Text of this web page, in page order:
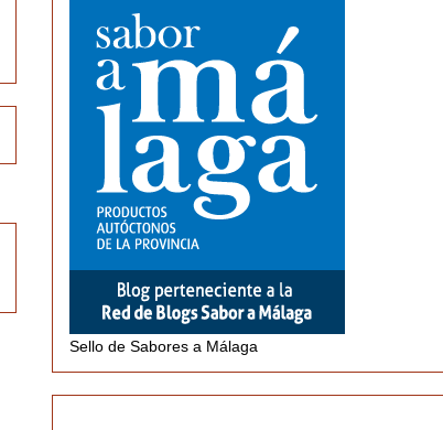
Sello de Sabores a Málaga